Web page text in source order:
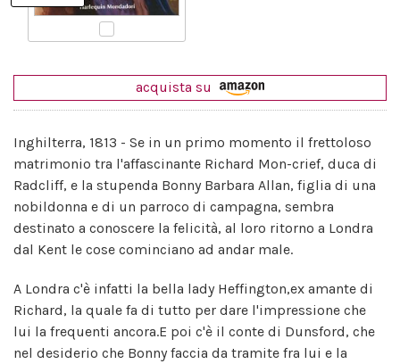
acquista su
Inghilterra, 1813 - Se in un primo momento il frettoloso
matrimonio tra l'affascinante Richard Mon-crief, duca di
Radcliff, e la stupenda Bonny Barbara Allan, figlia di una
nobildonna e di un parroco di campagna, sembra
destinato a conoscere la felicità, al loro ritorno a Londra
dal Kent le cose cominciano ad andar male.
A Londra c'è infatti la bella lady Heffington,ex amante di
Richard, la quale fa di tutto per dare l'impressione che
lui la frequenti ancora.E poi c'è il conte di Dunsford, che
nel desiderio che Bonny faccia da tramite fra lui e la